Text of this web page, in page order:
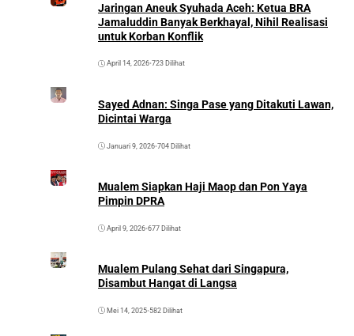
Jaringan Aneuk Syuhada Aceh: Ketua BRA
Jamaluddin Banyak Berkhayal, Nihil Realisasi
untuk Korban Konflik
April 14, 2026•723 Dilihat
Sayed Adnan: Singa Pase yang Ditakuti Lawan,
Dicintai Warga
Januari 9, 2026•704 Dilihat
Mualem Siapkan Haji Maop dan Pon Yaya
Pimpin DPRA
April 9, 2026•677 Dilihat
Mualem Pulang Sehat dari Singapura,
Disambut Hangat di Langsa
Mei 14, 2025•582 Dilihat